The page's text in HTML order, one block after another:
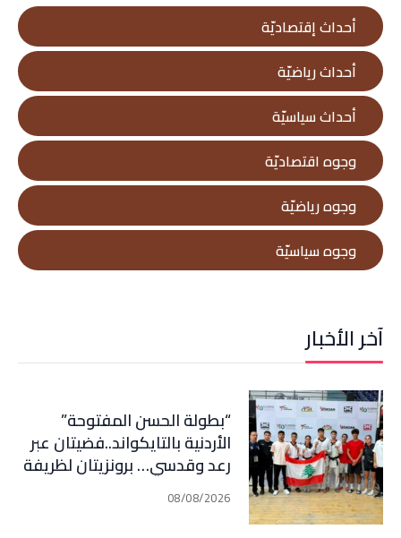
أحداث إقتصاديّة
أحداث رياضيّة
أحداث سياسيّة
وجوه اقتصاديّة
وجوه رياضيّة
وجوه سياسيّة
آخر الأخبار
“بطولة الحسن المفتوحة”
الأردنية بالتايكواند..فضيتان عبر
رعد وقدسي… برونزيتان لظريفة
وأبي هيلا
08/08/2026